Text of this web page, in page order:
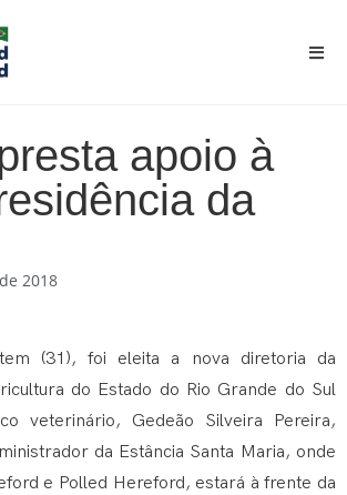
apoio à
da
2018
(31), foi eleita a nova diretoria da
do Estado do Rio Grande do Sul
veterinário, Gedeão Silveira Pereira,
da Estância Santa Maria, onde
e Polled Hereford, estará à frente da